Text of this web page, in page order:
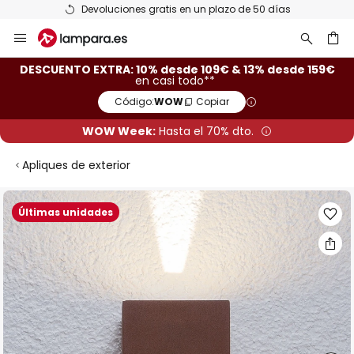
Devoluciones gratis en un plazo de 50 días
al
contenido
DESCUENTO EXTRA: 10% desde 109€ & 13% desde 159€
en casi todo**
Código:WOW Copiar
WOW Week: Hasta el 70% dto.
Apliques de exterior
Últimas unidades
Saltar
al
final
de
la
galería
de
imágenes